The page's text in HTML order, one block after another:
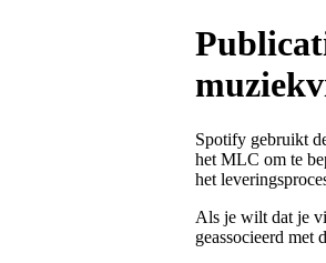
Spotify gebruikt
het MLC om te
het
Als je wilt dat je
geassocieerd met